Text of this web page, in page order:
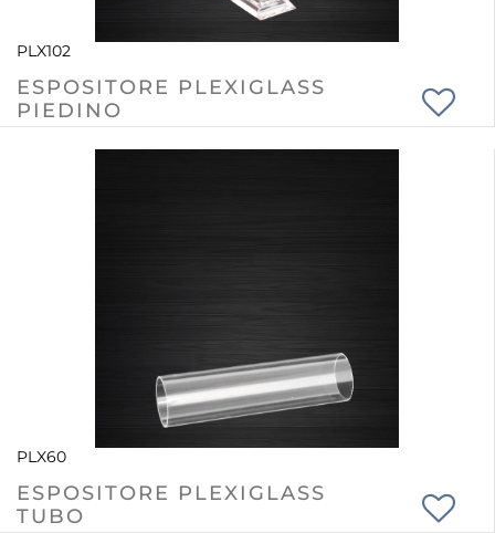
PLX102
ESPOSITORE PLEXIGLASS
PIEDINO
PLX60
ESPOSITORE PLEXIGLASS
TUBO